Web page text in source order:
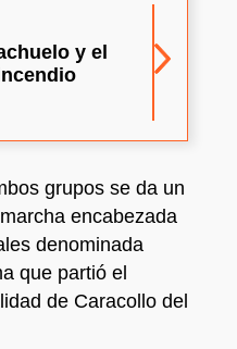
y el
grupos se da un
encabezada
denominada
que partió el
de Caracollo del